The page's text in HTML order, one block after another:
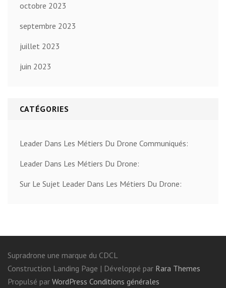
octobre 2023
septembre 2023
juillet 2023
juin 2023
CATÉGORIES
Leader Dans Les Métiers Du Drone Communiqués:
Leader Dans Les Métiers Du Drone:
Sur Le Sujet Leader Dans Les Métiers Du Drone:
Supradrone une marque du CDCL
Construction Landing Page | Développé par Rara Themes
Propulsé par WordPress Conditions générales